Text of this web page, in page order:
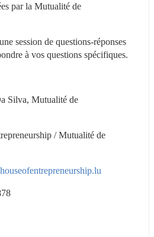
par la Mutualité de
session de questions-réponses
à vos questions spécifiques.
Silva, Mutualité de
/ Mutualité de